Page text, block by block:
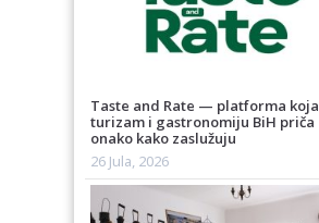
Taste and Rate — platforma koja
turizam i gastronomiju BiH priča
onako kako zaslužuju
26 Jula, 2026